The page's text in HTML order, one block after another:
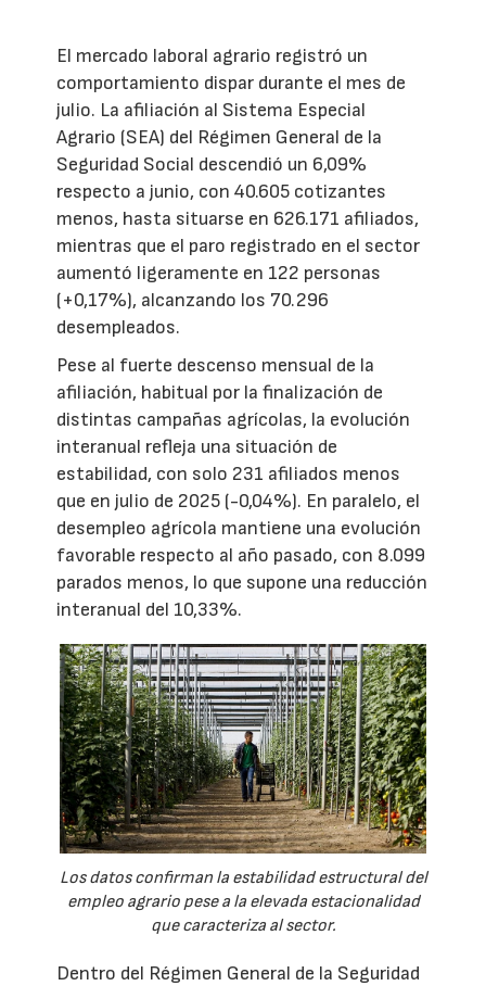
El mercado laboral agrario registró un
comportamiento dispar durante el mes de
julio. La afiliación al Sistema Especial
Agrario (SEA) del Régimen General de la
Seguridad Social descendió un 6,09%
respecto a junio, con 40.605 cotizantes
menos, hasta situarse en 626.171 afiliados,
mientras que el paro registrado en el sector
aumentó ligeramente en 122 personas
(+0,17%), alcanzando los 70.296
desempleados.
Pese al fuerte descenso mensual de la
afiliación, habitual por la finalización de
distintas campañas agrícolas, la evolución
interanual refleja una situación de
estabilidad, con solo 231 afiliados menos
que en julio de 2025 (-0,04%). En paralelo, el
desempleo agrícola mantiene una evolución
favorable respecto al año pasado, con 8.099
parados menos, lo que supone una reducción
interanual del 10,33%.
Los datos confirman la estabilidad estructural del
empleo agrario pese a la elevada estacionalidad
que caracteriza al sector.
Dentro del Régimen General de la Seguridad